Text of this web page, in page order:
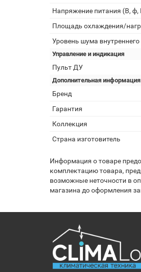
Напряжение питания (В, ф,
Площадь охлаждения/
Уровень шума
Управление и индикация
Пульт ДУ
Дополнительная информация
Бренд
Гарантия
Коллекция
Страна изготовитель
Информация о товаре
комплектацию товара,
возможные неточности в
магазина до оформления